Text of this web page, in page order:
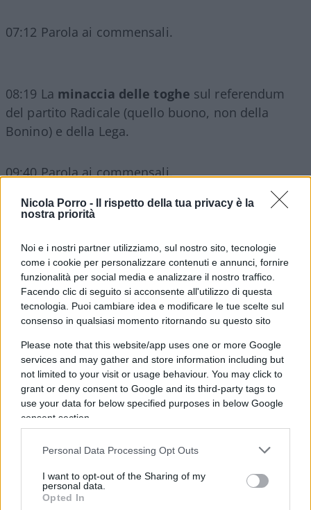
Nicola Porro -
Il rispetto della tua privacy è la
nostra priorità
Noi e i nostri partner utilizziamo, sul nostro sito, tecnologie
come i cookie per personalizzare contenuti e annunci, fornire
funzionalità per social media e analizzare il nostro traffico.
Facendo clic di seguito si acconsente all'utilizzo di questa
tecnologia. Puoi cambiare idea e modificare le tue scelte sul
consenso in qualsiasi momento ritornando su questo sito
Please note that this website/app uses one or more Google
services and may gather and store information including but
not limited to your visit or usage behaviour. You may click to
grant or deny consent to Google and its third-party tags to
use your data for below specified purposes in below Google
consent section.
Personal Data Processing Opt Outs
I want to opt-out of the Sharing of my
personal data.
Opted In
07:12 Parola ai commensali.
08:19 La minaccia delle toghe sul referendum
del partito Radicale (quello buono, non della
Bonino) e della Lega.
09:40 Parola ai commensali.
10:00 Ma sul referendum sulla giustizia dov’è
12:14Orlandoparla aRepubblicasulle tutele dei
lavori multinazionali digitali e sull’ipotesi di
riforma del reddito di cittadinanza.
14:55Caso Saman, parla l’ambasciatore del
Pakistan spiegando che le nozze combinate sono
una prassi.
Elezioni Iran, vince il conservatore ma non
lo definirei così…